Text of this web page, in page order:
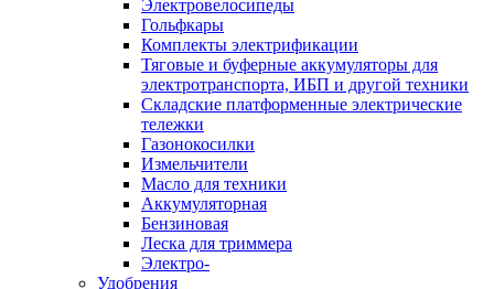
Электровелосипеды
Гольфкары
Комплекты электрификации
Тяговые и буферные аккумуляторы для
электротранспорта, ИБП и другой техники
Складские платформенные электрические
тележки
Газонокосилки
Измельчители
Масло для техники
Аккумуляторная
Бензиновая
Леска для триммера
Электро-
Удобрения